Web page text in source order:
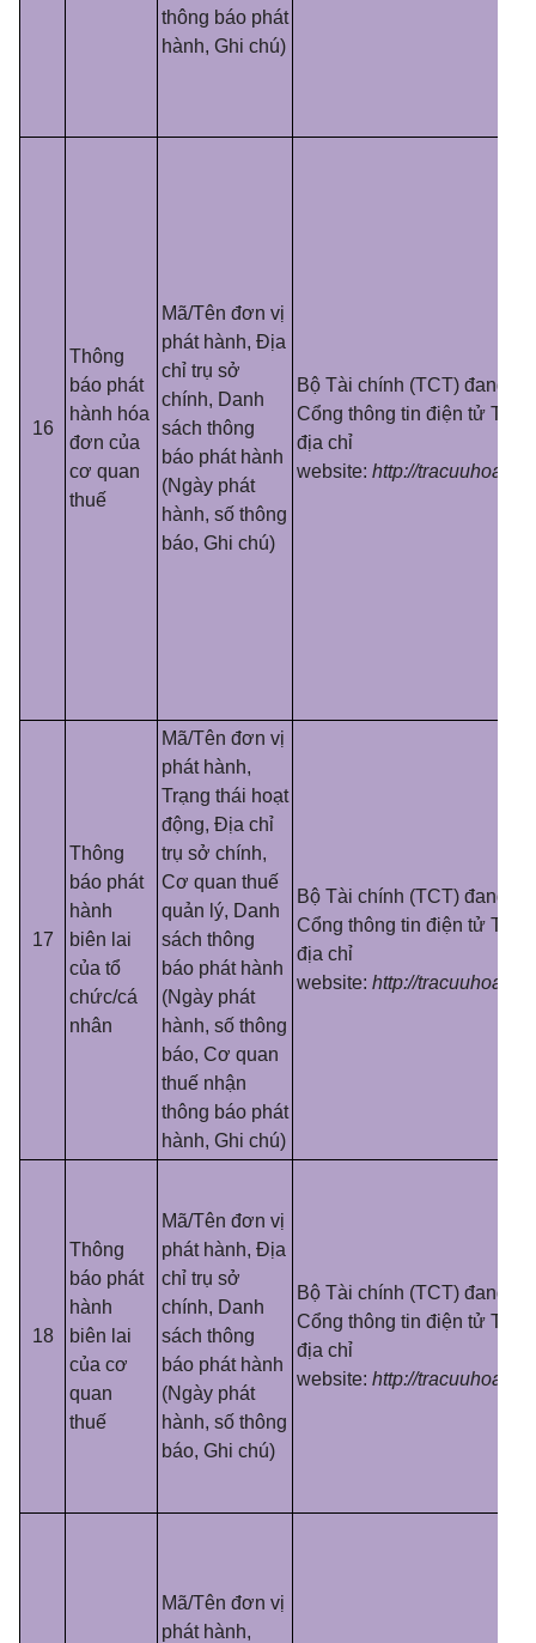
thông báo phát
hành, Ghi chú)
16
Thông
báo phát
hành hóa
đơn của
cơ quan
thuế
Mã/Tên đơn vị
phát hành, Địa
chỉ trụ sở
chính, Danh
sách thông
báo phát hành
(Ngày phát
hành, số thông
báo, Ghi chú)
Bộ Tài chính (TCT) đang
Cổng thông tin điện tử
địa chỉ
website: http://
17
Thông
báo phát
hành
biên lai
của tổ
chức/cá
nhân
Mã/Tên đơn vị
phát hành,
Trạng thái hoạt
động, Địa chỉ
trụ sở chính,
Cơ quan thuế
quản lý, Danh
sách thông
báo phát hành
(Ngày phát
hành, số thông
báo, Cơ quan
thuế nhận
thông báo phát
hành, Ghi chú)
Bộ Tài chính (TCT) đang
Cổng thông tin điện tử
địa chỉ
website: http://
18
Thông
báo phát
hành
biên lai
của cơ
quan
thuế
Mã/Tên đơn vị
phát hành, Địa
chỉ trụ sở
chính, Danh
sách thông
báo phát hành
(Ngày phát
hành, số thông
báo, Ghi chú)
Bộ Tài chính (TCT) đang
Cổng thông tin điện tử
địa chỉ
website: http://
Mã/Tên đơn vị
phát hành,